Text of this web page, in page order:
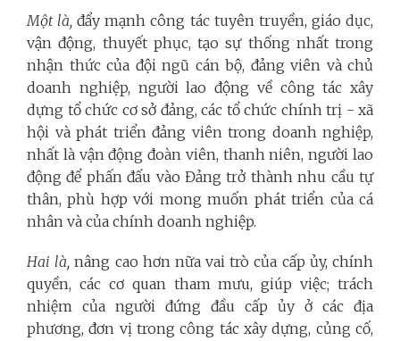
Một là,đẩy mạnh công tác tuyên truyền, giáo dục,
vận động, thuyết phục, tạo sự thống nhất trong
nhận thức của đội ngũ cán bộ, đảng viên và chủ
doanh nghiệp, người lao động về công tác xây
dựng tổ chức cơ sở đảng, các tổ chức chính trị - xã
hội và phát triển đảng viên trong doanh nghiệp,
nhất là vận động đoàn viên, thanh niên, người lao
động để phấn đấu vào Đảng trở thành nhu cầu tự
thân, phù hợp với mong muốn phát triển của cá
nhân và của chính doanh nghiệp.
Hai là, nâng cao hơn nữa vai trò của cấp ủy, chính
quyền, các cơ quan tham mưu, giúp việc; trách
nhiệm của người đứng đầu cấp ủy ở các địa
phương, đơn vị trong công tác xây dựng, củng cố,